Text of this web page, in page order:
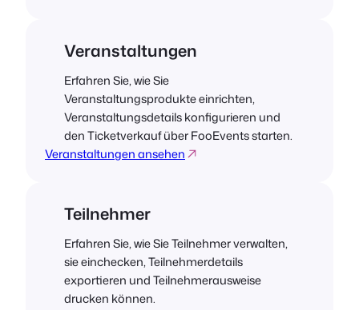
Veranstaltungen
Erfahren Sie, wie Sie
Veranstaltungsprodukte einrichten,
Veranstaltungsdetails konfigurieren und
den Ticketverkauf über FooEvents starten.
Veranstaltungen ansehen
Teilnehmer
Erfahren Sie, wie Sie Teilnehmer verwalten,
sie einchecken, Teilnehmerdetails
exportieren und Teilnehmerausweise
drucken können.